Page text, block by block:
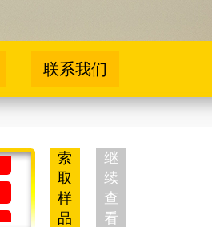
联系我们
索
取
样
品
继
续
查
看